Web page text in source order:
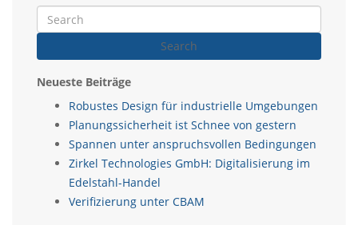
Search
Neueste Beiträge
Robustes Design für industrielle Umgebungen
Planungssicherheit ist Schnee von gestern
Spannen unter anspruchsvollen Bedingungen
Zirkel Technologies GmbH: Digitalisierung im
Edelstahl-Handel
Verifizierung unter CBAM